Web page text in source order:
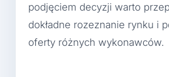
podjęciem decyzji warto
dokładne rozeznanie rynku i
oferty różnych wykonawców.